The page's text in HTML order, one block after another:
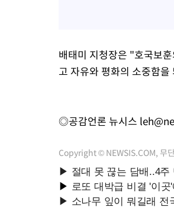
배태미 지청장은 "호국보
고 자유와 평화의 소중함
◎공감언론 뉴시스
Copyright © NEWSIS.COM, 무